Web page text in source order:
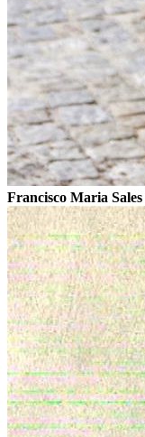
Francisco Maria Sales